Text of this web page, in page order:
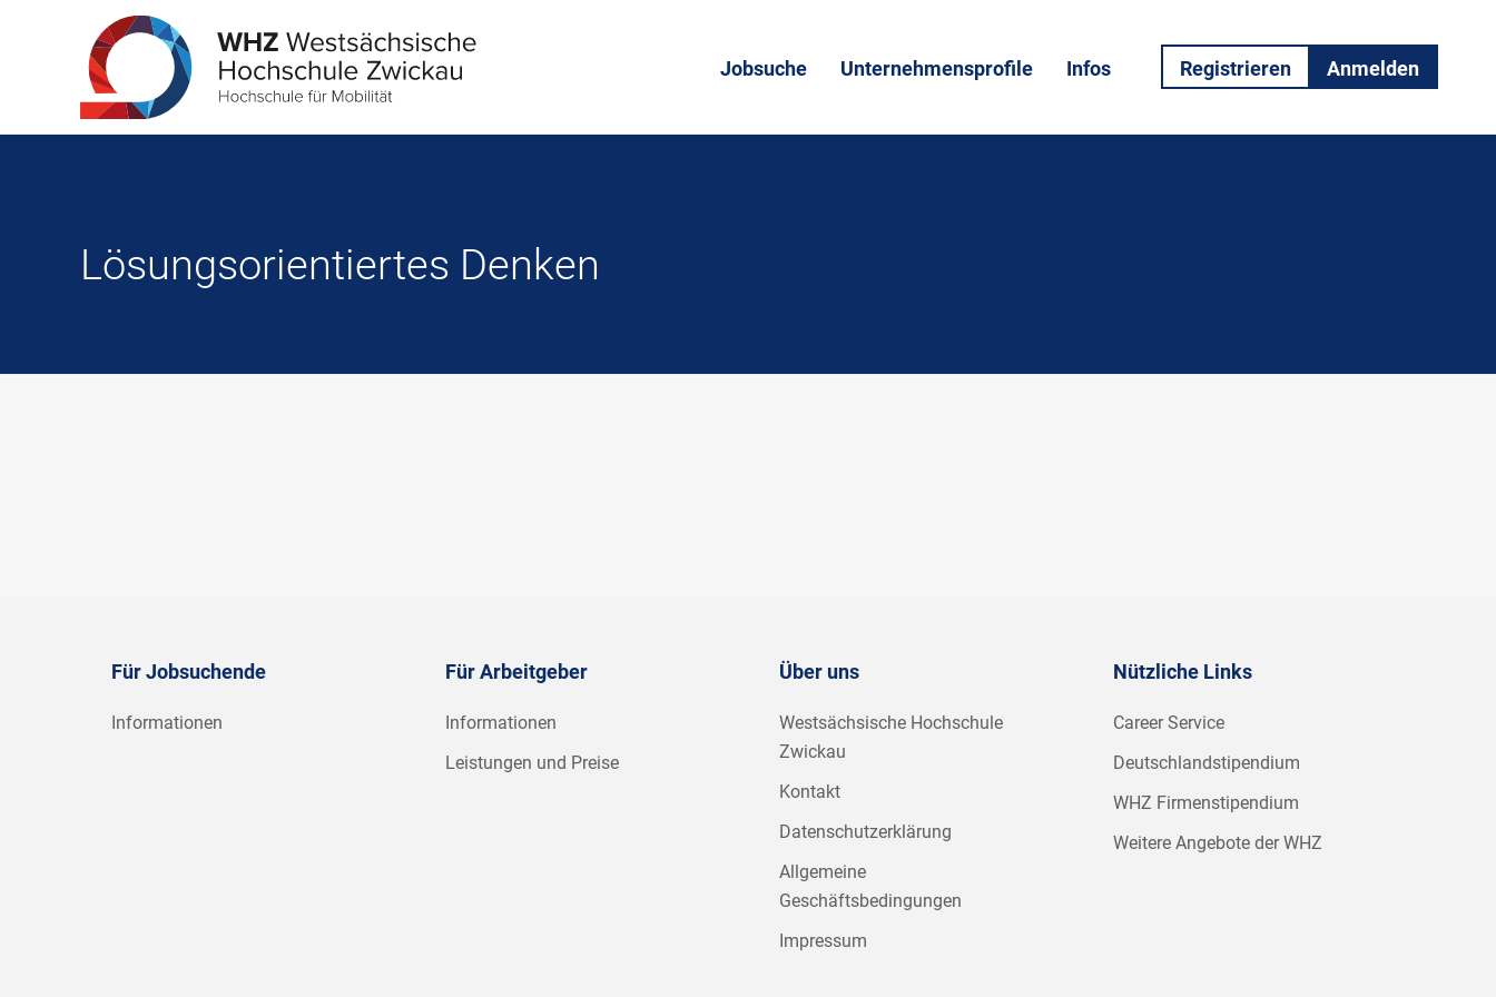
Jobsuche Unternehmensprofile Infos Registrieren Anmelden
Lösungsorientiertes Denken
Für Jobsuchende
Informationen
Für Arbeitgeber
Informationen
Leistungen und Preise
Über uns
Westsächsische Hochschule
Zwickau
Kontakt
Datenschutzerklärung
Allgemeine
Geschäftsbedingungen
Impressum
Nützliche Links
Career Service
Deutschlandstipendium
WHZ Firmenstipendium
Weitere Angebote der WHZ